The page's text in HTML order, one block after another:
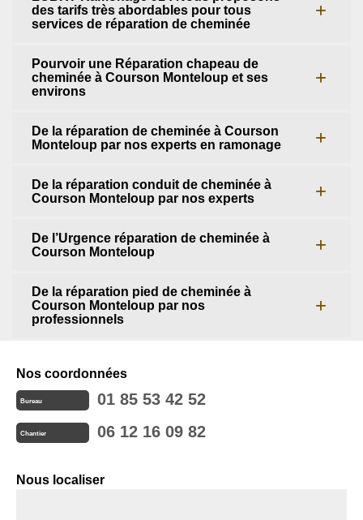
des tarifs très abordables pour tous
services de réparation de cheminée
Pourvoir une Réparation chapeau de
cheminée à Courson Monteloup et ses
environs
De la réparation de cheminée à Courson
Monteloup par nos experts en ramonage
De la réparation conduit de cheminée à
Courson Monteloup par nos experts
De l’Urgence réparation de cheminée à
Courson Monteloup
De la réparation pied de cheminée à
Courson Monteloup par nos
professionnels
Nos coordonnées
Bureau 01 85 53 42 52
Chantier 06 12 16 09 82
Nous localiser